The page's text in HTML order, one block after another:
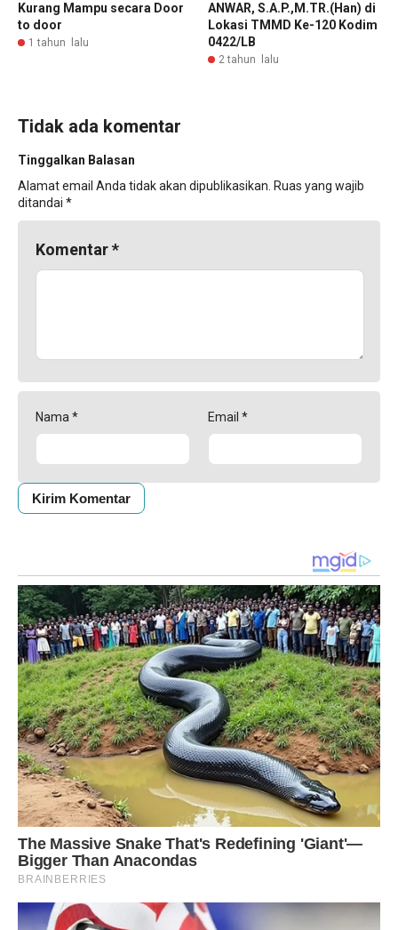
Kurang Mampu secara Door
to door
1 tahun lalu
ANWAR, S.A.P.,M.TR.(Han) di
Lokasi TMMD Ke-120 Kodim
0422/LB
2 tahun lalu
Tidak ada komentar
Tinggalkan Balasan
Alamat email Anda tidak akan dipublikasikan. Ruas yang wajib
ditandai *
Komentar*
Nama * Email *